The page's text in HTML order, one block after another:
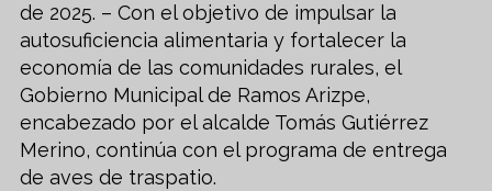
de 2025. – Con el objetivo de impulsar la
autosuficiencia alimentaria y fortalecer la
economía de las comunidades rurales, el
Gobierno Municipal de Ramos Arizpe,
encabezado por el alcalde Tomás Gutiérrez
Merino, continúa con el programa de entrega
de aves de traspatio.